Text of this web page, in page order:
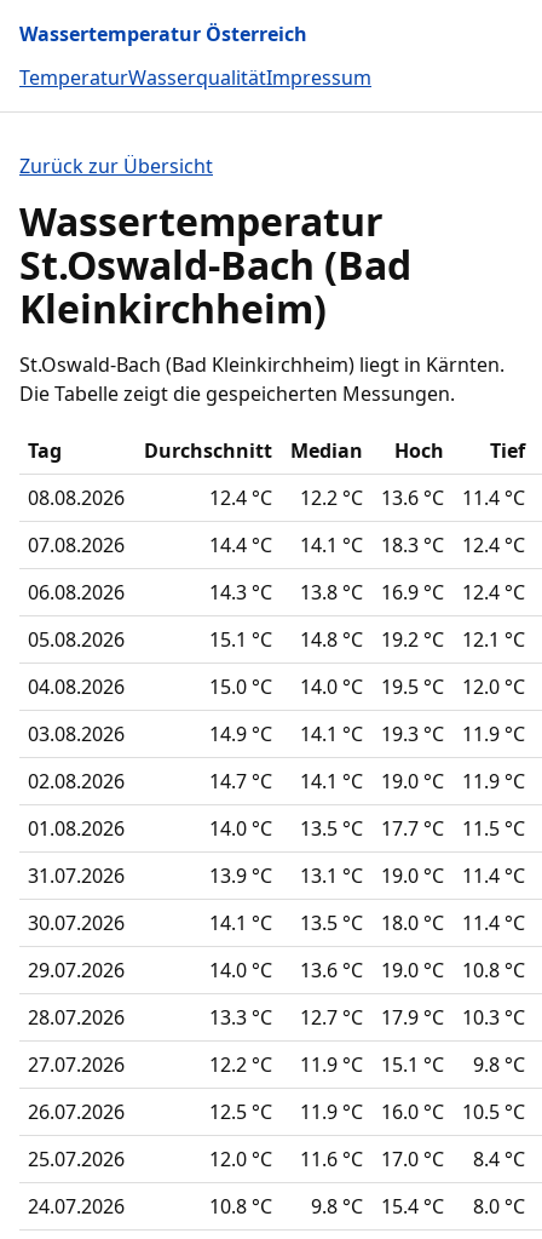
Wassertemperatur Österreich
TemperaturWasserqualitätImpressum
Zurück zur Übersicht
Wassertemperatur
St.Oswald-Bach (Bad
Kleinkirchheim)
St.Oswald-Bach (Bad Kleinkirchheim) liegt in Kärnten.
Die Tabelle zeigt die gespeicherten Messungen.
Tag Durchschnitt Median Hoch
Tief
08.08.2026
12.4 °C 12.2 °C 13.6 °C
11.4 °C
07.08.2026
14.4 °C 14.1 °C 18.3 °C
12.4 °C
06.08.2026
14.3 °C 13.8 °C 16.9 °C
12.4 °C
05.08.2026
15.1 °C 14.8 °C 19.2 °C
12.1 °C
04.08.2026
15.0 °C 14.0 °C 19.5 °C
12.0 °C
03.08.2026
14.9 °C 14.1 °C 19.3 °C
11.9 °C
02.08.2026
14.7 °C 14.1 °C 19.0 °C
11.9 °C
01.08.2026
14.0 °C 13.5 °C 17.7 °C
11.5 °C
31.07.2026
13.9 °C 13.1 °C 19.0 °C
11.4 °C
30.07.2026
14.1 °C 13.5 °C 18.0 °C
11.4 °C
29.07.2026
14.0 °C 13.6 °C 19.0 °C
10.8 °C
28.07.2026
13.3 °C 12.7 °C 17.9 °C
10.3 °C
27.07.2026
12.2 °C 11.9 °C 15.1 °C
9.8 °C
26.07.2026
12.5 °C 11.9 °C 16.0 °C
10.5 °C
25.07.2026
12.0 °C 11.6 °C 17.0 °C
8.4 °C
24.07.2026
10.8 °C 9.8 °C 15.4 °C
8.0 °C